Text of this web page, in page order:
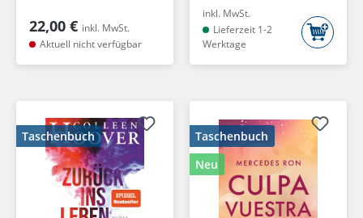
22,00 € inkl. MwSt.
Aktuell nicht verfügbar
inkl. MwSt.
Lieferzeit 1-2
Werktage
Taschenbuch
Taschenbuch
Neu